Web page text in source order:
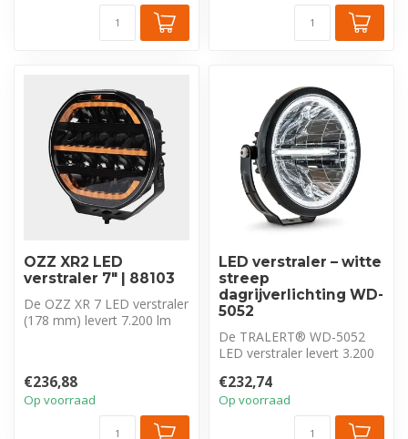
OZZ XR2 LED
verstraler 7″ | 88103
De OZZ XR 7 LED verstraler
(178 mm) levert 7.200 lm
€236,88
Op voorraad
LED verstraler – witte
streep
dagrijverlichting WD-
5052
De TRALERT® WD-5052
LED verstraler levert 3.200
en uniek...
€232,74
Op voorraad